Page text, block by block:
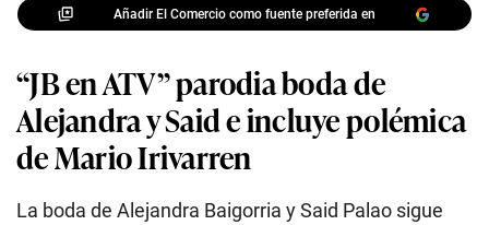
Añadir El Comercio como fuente preferida en
“JB en ATV” parodia boda de
Alejandra y Said e incluye polémica
de Mario Irivarren
La boda de Alejandra Baigorria y Said Palao sigue